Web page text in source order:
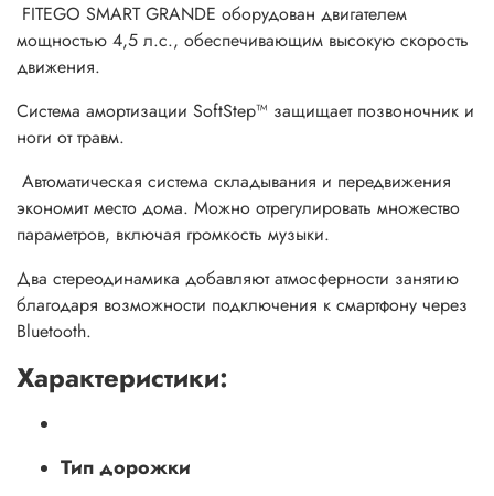
FITEGO SMART GRANDE оборудован двигателем
мощностью 4,5 л.с., обеспечивающим высокую скорость
движения.
Система амортизации SoftStep™ защищает позвоночник и
ноги от травм.
Автоматическая система складывания и передвижения
экономит место дома. Можно отрегулировать множество
параметров, включая громкость музыки.
Два стереодинамика добавляют атмосферности занятию
благодаря возможности подключения к смартфону через
Bluetooth.
Характеристики:
Тип дорожки